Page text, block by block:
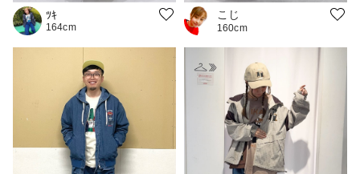
ﾂｷ
164cm
こじ
160cm